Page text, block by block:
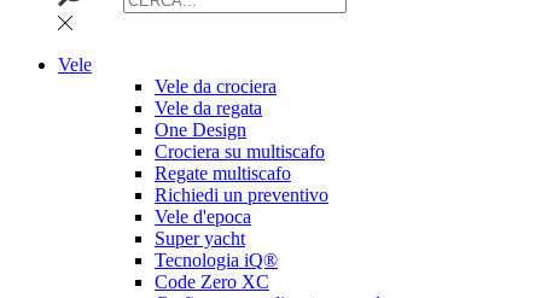
Vele
Vele da crociera
Vele da regata
One Design
Crociera su multiscafo
Regate multiscafo
Richiedi un preventivo
Vele d'epoca
Super yacht
Tecnologia iQ®
Code Zero XC